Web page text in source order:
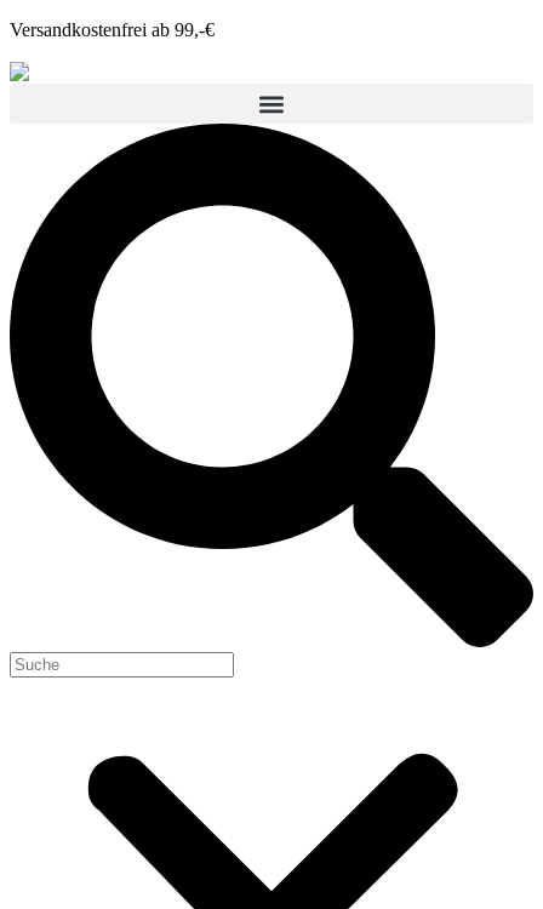
Versandkostenfrei ab 99,-€